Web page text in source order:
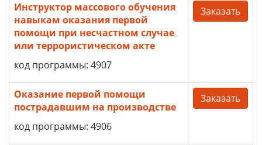
Инструктор массового обучения
навыкам оказания первой
помощи при несчастном случае
или террористическом акте
код программы: 4907
Заказать
Оказание первой помощи
пострадавшим на производстве
код программы: 4906
Заказать